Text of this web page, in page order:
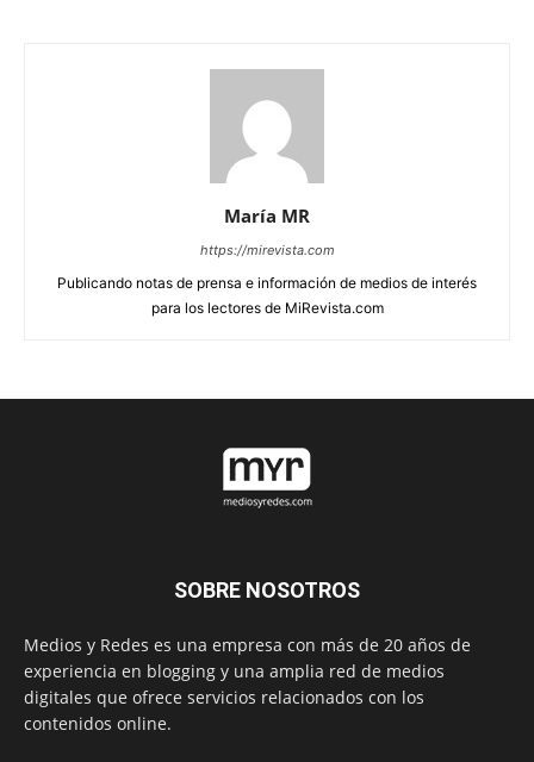
María MR
https://mirevista.com
Publicando notas de prensa e información de medios de interés
para los lectores de MiRevista.com
SOBRE NOSOTROS
Medios y Redes es una empresa con más de 20 años de
experiencia en blogging y una amplia red de medios
digitales que ofrece servicios relacionados con los
contenidos online.